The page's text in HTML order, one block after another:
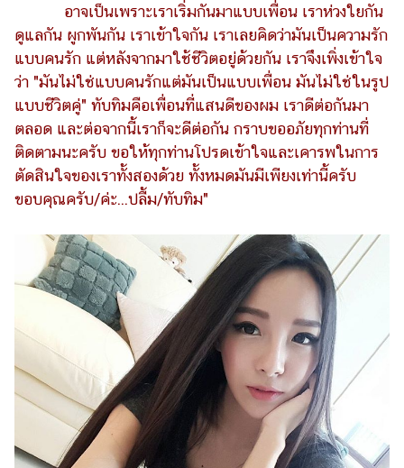
อาจเป็นเพราะเราเริ่มกันมาแบบเพื่อน เราห่วงใยกัน
ดูแลกัน ผูกพันกัน เราเข้าใจกัน เราเลยคิดว่ามันเป็นความรัก
แบบคนรัก แต่หลังจากมาใช้ชีวิตอยู่ด้วยกัน เราจึงเพิ่งเข้าใจ
ว่า "มันไม่ใช่แบบคนรักแต่มันเป็นแบบเพื่อน มันไม่ใช่ในรูป
แบบชีวิตคู่" ทับทิมคือเพื่อนที่แสนดีของผม เราดีต่อกันมา
ตลอด และต่อจากนี้เราก็จะดีต่อกัน กราบขออภัยทุกท่านที่
ติดตามนะครับ ขอให้ทุกท่านโปรดเข้าใจและเคารพในการ
ตัดสินใจของเราทั้งสองด้วย ทั้งหมดมันมีเพียงเท่านี้ครับ
ขอบคุณครับ/ค่ะ...ปลื้ม/ทับทิม"